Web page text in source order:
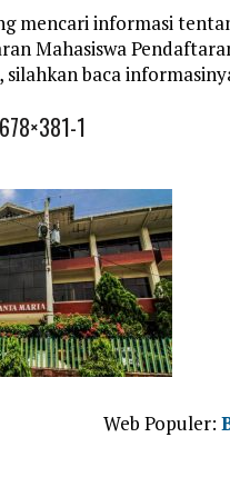
mencari informasi
Mahasiswa
, silahkan baca
1
Web Populer: